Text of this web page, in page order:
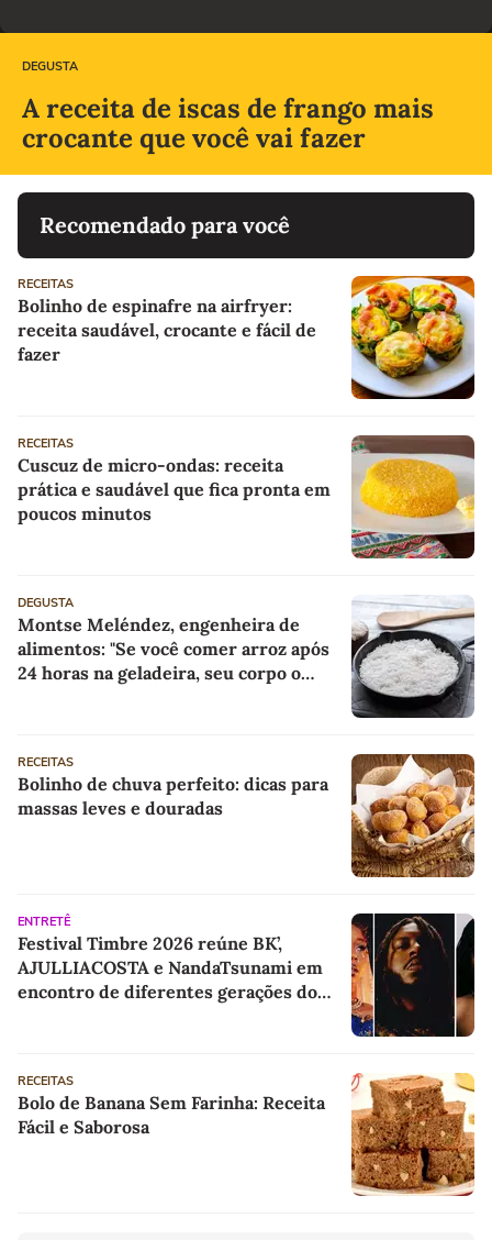
DEGUSTA
A receita de iscas de frango mais
crocante que você vai fazer
Recomendado para você
RECEITAS
Bolinho de espinafre na airfryer:
receita saudável, crocante e fácil de
fazer
RECEITAS
Cuscuz de micro-ondas: receita
prática e saudável que fica pronta em
poucos minutos
DEGUSTA
Montse Meléndez, engenheira de
alimentos: "Se você comer arroz após
24 horas na geladeira, seu corpo o
RECEITAS
Bolinho de chuva perfeito: dicas para
massas leves e douradas
ENTRETÊ
Festival Timbre 2026 reúne BK’,
AJULLIACOSTA e NandaTsunami em
encontro de diferentes gerações do
RECEITAS
Bolo de Banana Sem Farinha: Receita
Fácil e Saborosa